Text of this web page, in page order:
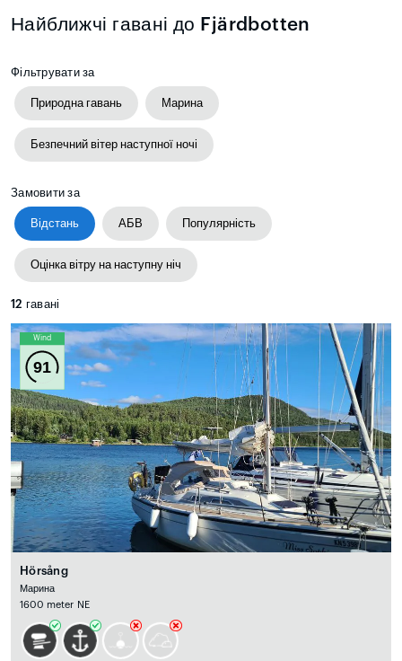
Найближчі гавані до Fjärdbotten
Фільтрувати за
Природна гавань Марина
Безпечний вітер наступної ночі
Замовити за
Відстань АБВ Популярність
Оцінка вітру на наступну ніч
12 гавані
Wind
91
Hörsång
Марина
1600 meter NE